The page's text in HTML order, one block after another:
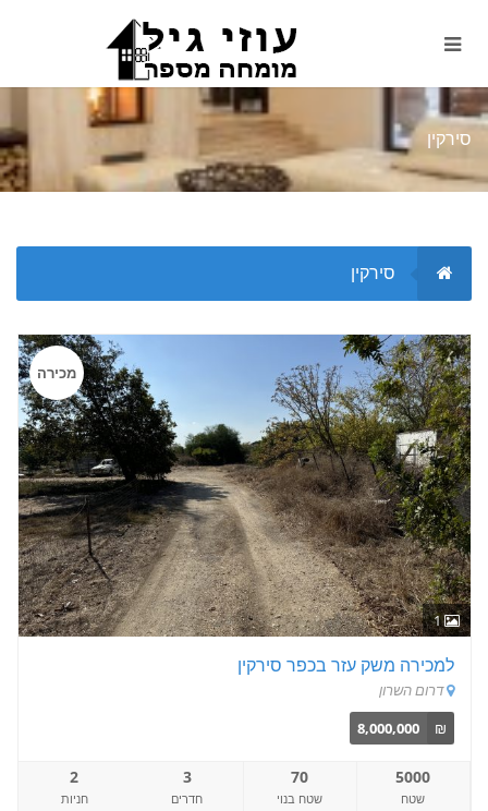
סירקין
סירקין
1
מכירה
למכירה משק עזר בכפר סירקין
דרום השרון
₪
8,000,000
5000
שטח
70
שטח בנוי
3
חדרים
2
חניות